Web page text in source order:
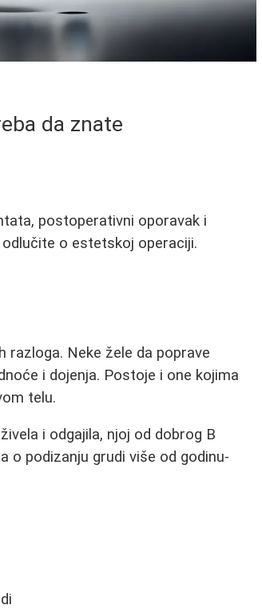
da znate
postoperativni oporavak i
o estetskoj operaciji.
razloga. Neke žele da poprave
i dojenja. Postoje i one kojima
telu.
i odgajila, njoj od dobrog B
o podizanju grudi više od godinu-